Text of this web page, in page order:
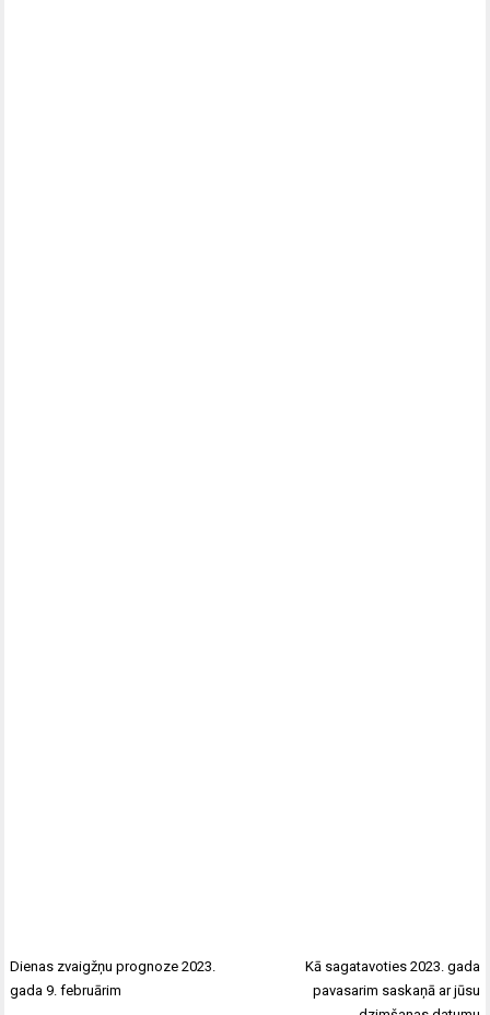
Dienas zvaigžņu prognoze 2023.
gada 9. februārim
Kā sagatavoties 2023. gada
pavasarim saskaņā ar jūsu